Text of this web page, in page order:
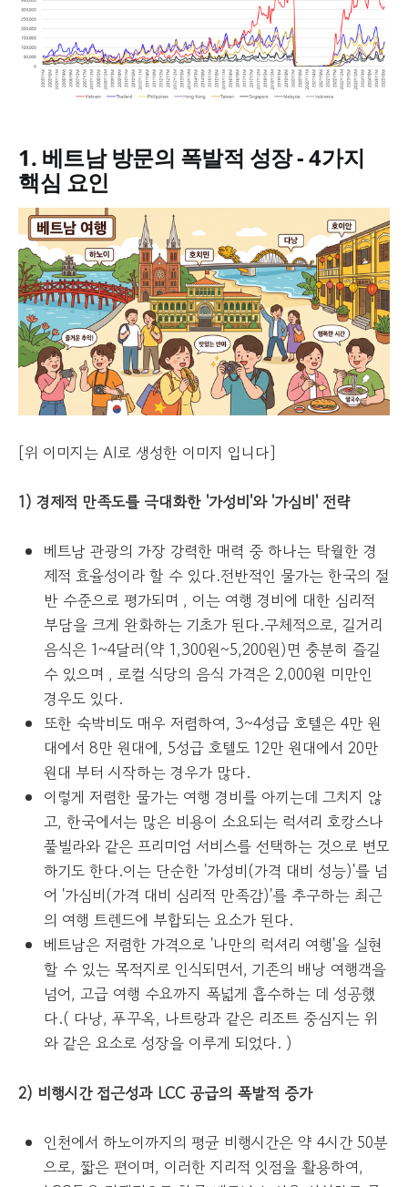
1. 베트남 방문의 폭발적 성장 - 4가지
핵심 요인
[위 이미지는 AI로 생성한 이미지 입니다]
1) 경제적 만족도를 극대화한 '가성비'와 '가심비' 전략
베트남 관광의 가장 강력한 매력 중 하나는 탁월한 경
제적 효율성이라 할 수 있다.전반적인 물가는 한국의 절
반 수준으로 평가되며 , 이는 여행 경비에 대한 심리적
부담을 크게 완화하는 기초가 된다.구체적으로, 길거리
음식은 1~4달러(약 1,300원~5,200원)면 충분히 즐길
수 있으며 , 로컬 식당의 음식 가격은 2,000원 미만인
경우도 있다.
또한 숙박비도 매우 저렴하여, 3~4성급 호텔은 4만 원
대에서 8만 원대에, 5성급 호텔도 12만 원대에서 20만
원대 부터 시작하는 경우가 많다.
이렇게 저렴한 물가는 여행 경비를 아끼는데 그치지 않
고, 한국에서는 많은 비용이 소요되는 럭셔리 호캉스나
풀빌라와 같은 프리미엄 서비스를 선택하는 것으로 변모
하기도 한다.이는 단순한 '가성비(가격 대비 성능)'를 넘
어 '가심비(가격 대비 심리적 만족감)'를 추구하는 최근
의 여행 트렌드에 부합되는 요소가 된다.
베트남은 저렴한 가격으로 '나만의 럭셔리 여행'을 실현
할 수 있는 목적지로 인식되면서, 기존의 배낭 여행객을
넘어, 고급 여행 수요까지 폭넓게 흡수하는 데 성공했
다.( 다낭, 푸꾸옥, 나트랑과 같은 리조트 중심지는 위
와 같은 요소로 성장을 이루게 되었다. )
2) 비행시간 접근성과 LCC 공급의 폭발적 증가
인천에서 하노이까지의 평균 비행시간은 약 4시간 50분
으로, 짧은 편이며, 이러한 지리적 잇점을 활용하여,